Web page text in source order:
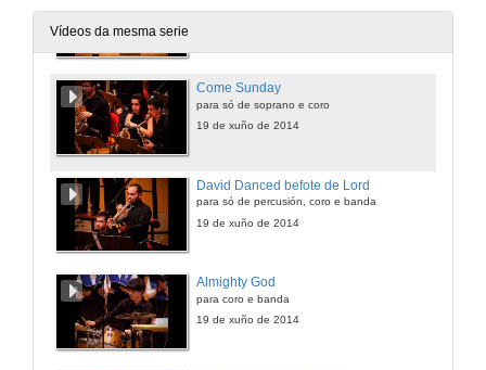
Vídeos da mesma serie
Come Sunday
para só de soprano e coro
19 de xuño de 2014
David Danced befote de Lord
para só de percusión, coro e banda
19 de xuño de 2014
Almighty God
para coro e banda
19 de xuño de 2014